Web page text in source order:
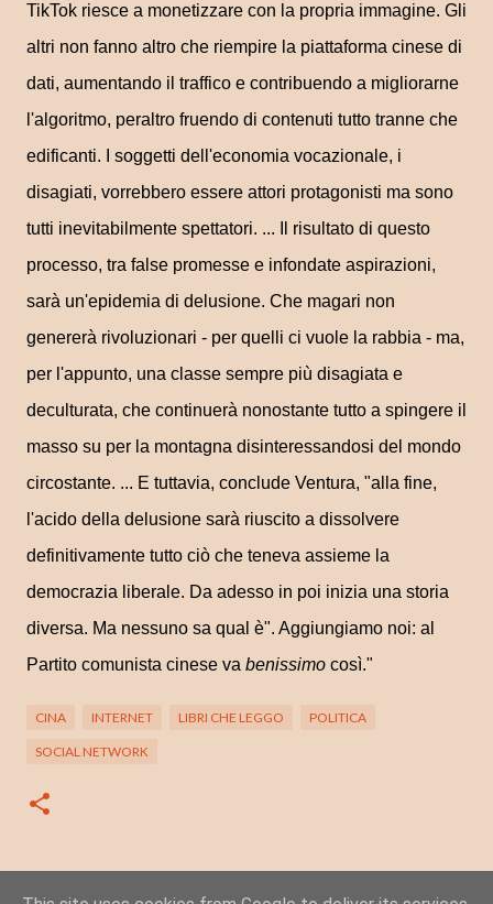
TikTok riesce a monetizzare con la propria immagine. Gli
altri non fanno altro che riempire la piattaforma cinese di
dati, aumentando il traffico e contribuendo a migliorarne
l'algoritmo, peraltro fruendo di contenuti tutto tranne che
edificanti. I soggetti dell'economia vocazionale, i
disagiati, vorrebbero essere attori protagonisti ma sono
tutti inevitabilmente spettatori. ... Il risultato di questo
processo, tra false promesse e infondate aspirazioni,
sarà un'epidemia di delusione. Che magari non
genererà rivoluzionari - per quelli ci vuole la rabbia - ma,
per l'appunto, una classe sempre più disagiata e
deculturata, che continuerà nonostante tutto a spingere il
masso su per la montagna disinteressandosi del mondo
circostante. ... E tuttavia, conclude Ventura, "alla fine,
l'acido della delusione sarà riuscito a dissolvere
definitivamente tutto ciò che teneva assieme la
democrazia liberale. Da adesso in poi inizia una storia
diversa. Ma nessuno sa qual è". Aggiungiamo noi: al
Partito comunista cinese va benissimo così."
CINA INTERNET LIBRI CHE LEGGO POLITICA
SOCIAL NETWORK